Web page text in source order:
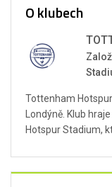
O klubech
Tottenham
Londýně. Klub
Hotspur Stadium,